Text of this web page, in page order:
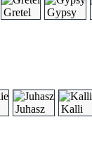
Gretel Gypsy
Juhasz Kalli